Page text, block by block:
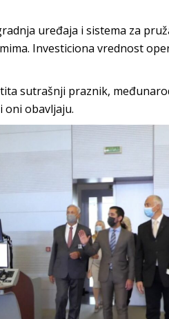
uređaja i sistema za
Investiciona vrednost
sutrašnji praznik,
oni obavljaju.